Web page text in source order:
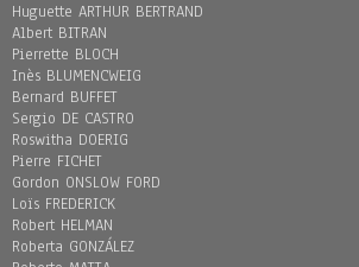
Huguette ARTHUR BERTRAND
Albert BITRAN
Pierrette BLOCH
Inès BLUMENCWEIG
Bernard BUFFET
Sergio DE CASTRO
Roswitha DOERIG
Pierre FICHET
Gordon ONSLOW FORD
Loïs FREDERICK
Robert HELMAN
Roberta GONZÁLEZ